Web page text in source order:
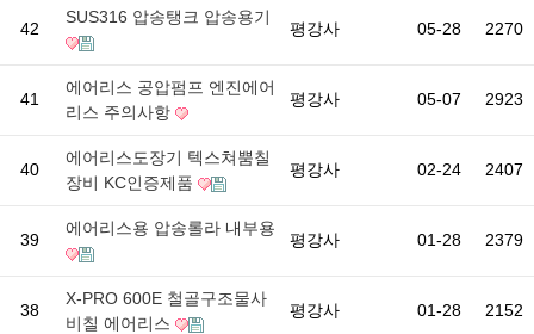
42
SUS316 압송탱크 압송용기
평강사 05-28 2270
41
에어리스 공압펌프 엔진에어
리스 주의사항
평강사 05-07 2923
40
에어리스도장기 텍스쳐뿜칠
장비 KC인증제품
평강사 02-24 2407
39
에어리스용 압송롤라 내부용
평강사 01-28 2379
38
X-PRO 600E 철골구조물사
비칠 에어리스
평강사 01-28 2152